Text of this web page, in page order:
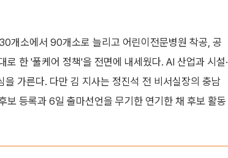
개소에서 90개소로 늘리고 어린이전문병원 착공, 공
한 '풀케어 정책'을 전면에 내세웠다. AI 산업과 시설·
을 가른다. 다만 김 지사는 정진석 전 비서실장의 충남
보 등록과 6일 출마선언을 무기한 연기한 채 후보 활동